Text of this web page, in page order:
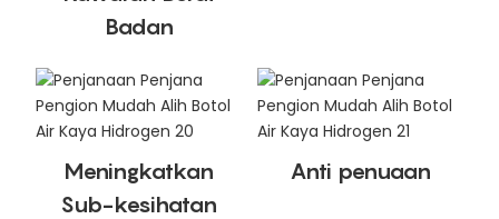
Badan
Meningkatkan
Sub-kesihatan
Anti penuaan